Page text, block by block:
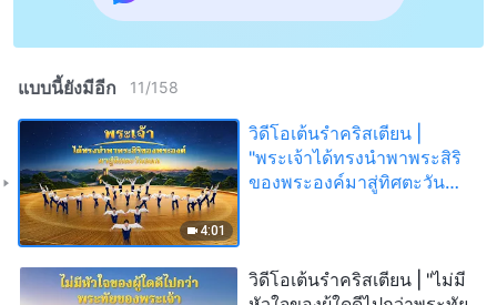
แบบนี้ยังมีอีก 11/158
4:01
วิดีโอเต้นรำคริสเตียน |
"พระเจ้าได้ทรงนำพาพระสิริ
ของพระองค์มาสู่ทิศตะวัน
วิดีโอเต้นรำคริสเตียน | "ไม่มี